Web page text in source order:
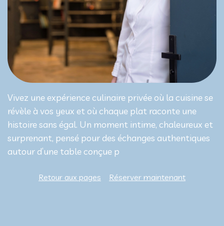
Vivez une expérience culinaire privée où la cuisine se
révèle à vos yeux et où chaque plat raconte une
histoire sans égal. Un moment intime, chaleureux et
surprenant, pensé pour des échanges authentiques
autour d’une table conçue p
Retour aux pages Réserver maintenant